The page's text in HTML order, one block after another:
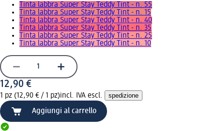
Tinta labbra Super Stay Teddy Tint - n. 55
Tinta labbra Super Stay Teddy Tint - n. 15
Tinta labbra Super Stay Teddy Tint - n. 40
Tinta labbra Super Stay Teddy Tint - n. 35
Tinta labbra Super Stay Teddy Tint - n. 25
Tinta labbra Super Stay Teddy Tint - n. 10
12,90 €
1 pz (12,90 € / 1 pz)incl. IVA escl. spedizione
Aggiungi al carrello